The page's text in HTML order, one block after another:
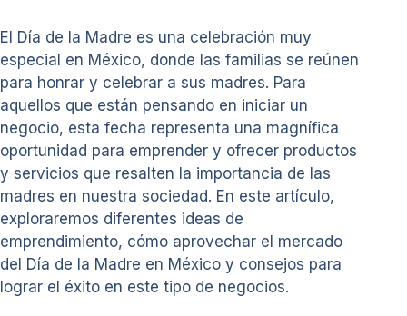
El Día de la Madre es una celebración muy
especial en México, donde las familias se reúnen
para honrar y celebrar a sus madres. Para
aquellos que están pensando en iniciar un
negocio, esta fecha representa una magnífica
oportunidad para emprender y ofrecer productos
y servicios que resalten la importancia de las
madres en nuestra sociedad. En este artículo,
exploraremos diferentes ideas de
emprendimiento, cómo aprovechar el mercado
del Día de la Madre en México y consejos para
lograr el éxito en este tipo de negocios.